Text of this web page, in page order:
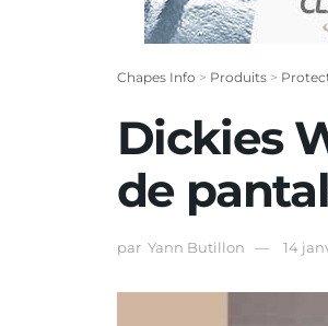
Chapes Info > Produits >
Dickies
de
par Yann Butillon 14